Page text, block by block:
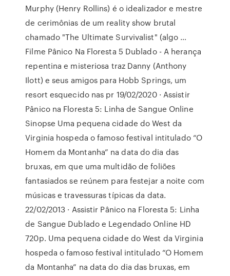
Murphy (Henry Rollins) é o idealizador e mestre
de cerimônias de um reality show brutal
chamado "The Ultimate Survivalist" (algo …
Filme Pânico Na Floresta 5 Dublado - A herança
repentina e misteriosa traz Danny (Anthony
Ilott) e seus amigos para Hobb Springs, um
resort esquecido nas pr 19/02/2020 · Assistir
Pânico na Floresta 5: Linha de Sangue Online
Sinopse Uma pequena cidade do West da
Virginia hospeda o famoso festival intitulado “O
Homem da Montanha” na data do dia das
bruxas, em que uma multidão de foliões
fantasiados se reúnem para festejar a noite com
músicas e travessuras típicas da data.
22/02/2013 · Assistir Pânico na Floresta 5: Linha
de Sangue Dublado e Legendado Online HD
720p. Uma pequena cidade do West da Virginia
hospeda o famoso festival intitulado “O Homem
da Montanha” na data do dia das bruxas, em